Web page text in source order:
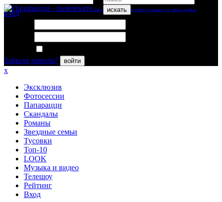
искать
вход
Забыли пароль?
войти
x
Эксклюзив
Фотосессии
Папарацци
Скандалы
Романы
Звездные семьи
Тусовки
Топ-10
LOOK
Музыка и видео
Телешоу
Рейтинг
Вход